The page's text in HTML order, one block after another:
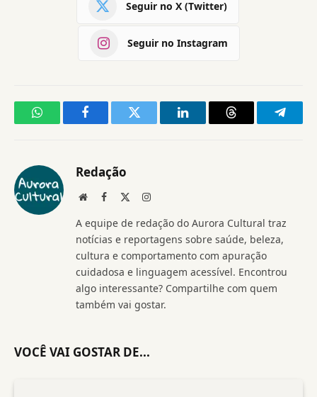
Seguir no X (Twitter)
Seguir no Instagram
WhatsAppFacebookTwitter LinkedInThreads
Redação
WebsiteFacebook Instagram
A equipe de redação do Aurora Cultural traz
notícias e reportagens sobre saúde, beleza,
cultura e comportamento com apuração
cuidadosa e linguagem acessível. Encontrou
algo interessante? Compartilhe com quem
também vai gostar.
VOCÊ VAI GOSTAR DE...